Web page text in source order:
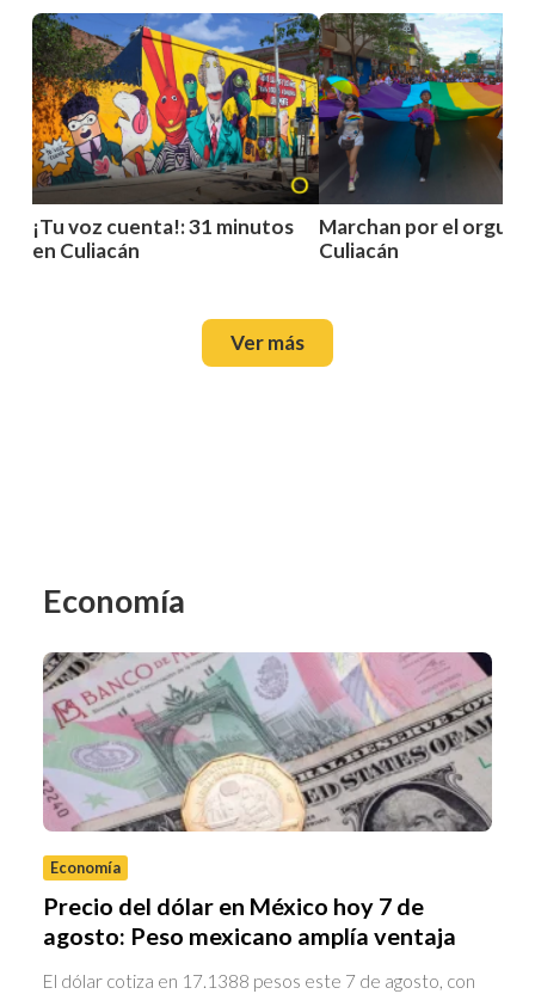
¡Tu voz cuenta!: 31 minutos
en Culiacán
Marchan por el orgullo
Culiacán
Ver más
Economía
Economía
Precio del dólar en México hoy 7 de
agosto: Peso mexicano amplía ventaja
El dólar cotiza en 17.1388 pesos este 7 de agosto, con